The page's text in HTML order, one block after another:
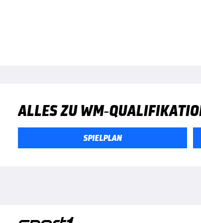
ALLES ZU WM-
SPIELPLAN